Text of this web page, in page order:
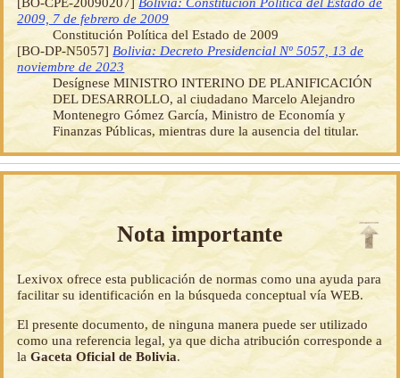
2009, 7 de febrero de 2009
Constitución Política del Estado de 2009
[BO-DP-N5057] Bolivia: Decreto Presidencial Nº 5057, 13 de
noviembre de 2023
Desígnese MINISTRO INTERINO DE PLANIFICACIÓN
DEL DESARROLLO, al ciudadano Marcelo Alejandro
Montenegro Gómez García, Ministro de Economía y
Finanzas Públicas, mientras dure la ausencia del titular.
Nota importante
Lexivox ofrece esta publicación de normas como una ayuda para
facilitar su identificación en la búsqueda conceptual vía WEB.
El presente documento, de ninguna manera puede ser utilizado
como una referencia legal, ya que dicha atribución corresponde a
laGaceta Oficial de Bolivia.